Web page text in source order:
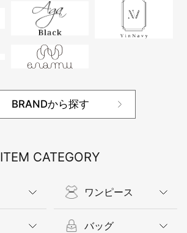
BRANDから探す
ITEM CATEGORY
ワンピース
バッグ